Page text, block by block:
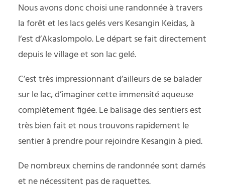
Nous avons donc choisi une randonnée à travers
la forêt et les lacs gelés vers Kesangin Keidas, à
l’est d’Akaslompolo. Le départ se fait directement
depuis le village et son lac gelé.
C’est très impressionnant d’ailleurs de se balader
sur le lac, d’imaginer cette immensité aqueuse
complètement figée. Le balisage des sentiers est
très bien fait et nous trouvons rapidement le
sentier à prendre pour rejoindre Kesangin à pied.
De nombreux chemins de randonnée sont damés
et ne nécessitent pas de raquettes.